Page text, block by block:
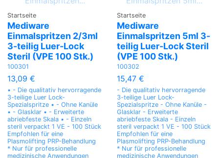
Startseite
Mediware
Einmalspritzen 2/3ml
3-teilig Luer-Lock
Steril (VPE 100 Stk.)
100301
13,09 €
• - Die qualitativ hervorragende
3-teilige Luer Lock-
Spezialspritze • - Ohne Kanüle
• - Glasklar • - Erweiterte
abriebfeste Skala • - Einzeln
steril verpackt 1 VE - 100 Stück
Empfohlen für eine
Plasmolifting PRP-Behandlung
* Nur für professionelle
medizinische Anwendungen
Startseite
Mediware
Einmalspritzen 5ml 3-
teilig Luer-Lock Steril
(VPE 100 Stk.)
100302
15,47 €
- Die qualitativ hervorragende
3-teilige Luer Lock-
Spezialspritze - Ohne Kanüle -
Glasklar - Erweiterte
abriebfeste Skala - Einzeln
steril verpackt 1 VE - 100 Stück
Empfohlen für eine
Plasmolifting PRP-Behandlung
* Nur für professionelle
medizinische Anwendungen